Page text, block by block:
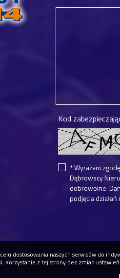
Kod
* Wyrażam
Dąbrowscy
dobrowolne.
podjęcia
dostosowania naszych serwisów do
Korzystanie z tej strony bez zmian